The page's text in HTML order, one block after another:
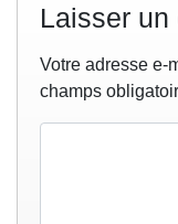
Laisser un
Votre adresse e-
champs